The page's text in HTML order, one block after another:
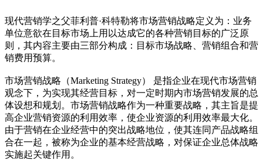
现代营销学之父菲利普·科特勒将市场营销战略定义为：业务
单位意欲在目标市场上用以达成它的各种营销目标的广泛原
则，其内容主要由三部分构成：目标市场战略、营销组合和营
销费用预算。
市场营销战略（Marketing Strategy） 是指企业在现代市场营销
观念下，为实现其经营目标，对一定时期内市场营销发展的总
体设想和规划。市场营销战略作为一种重要战略，其主旨是提
高企业营销资源的利用效率，使企业资源的利用效率最大化。
由于营销在企业经营中的突出战略地位，使其连同产品战略组
合在一起，被称为企业的基本经营战略，对保证企业总体战略
实施起关键作用。